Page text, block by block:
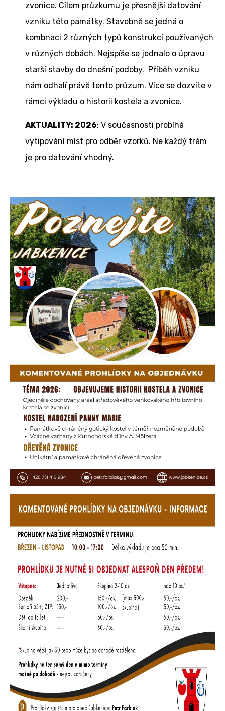
zvonice. Cílem průzkumu je přesnější datování
vzniku této památky. Stavebně se jedná o
kombnaci 2 různých typů konstrukcí používaných
v různých dobách. Nejspíše se jednalo o úpravu
starší stavby do dnešní podoby. Příběh vzniku
nám odhalí právě tento průzum. Více se dozvíte v
rámci výkladu o historii kostela a zvonice.
AKTUALITY: 2026: V současnosti probíhá
vytipování míst pro odběr vzorků. Ne každý trám
je pro datování vhodný.